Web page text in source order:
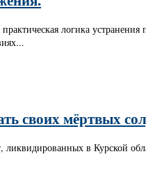
логика
своих мёртвых
в Курской